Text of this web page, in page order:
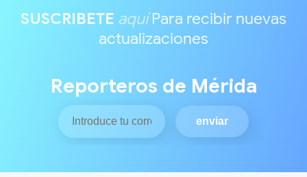
SUSCRIBETE aquíPara recibir nuevas
actualizaciones
Reporteros de Mérida